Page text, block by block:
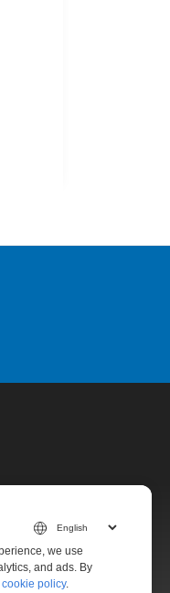
we use
and ads. By
policy.